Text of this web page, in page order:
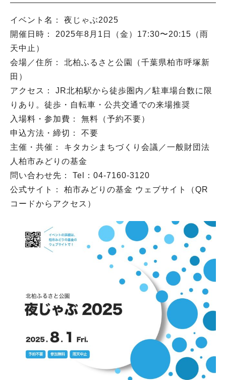
イベント名： 夜じゃぶ2025
開催日時： 2025年8月1日（金）17:30〜20:15（雨
天中止）
会場／住所： 北柏ふるさと公園（千葉県柏市呼塚新
田）
アクセス： JR北柏駅から徒歩圏内／駐車場台数に限
りあり。徒歩・自転車・公共交通での来場推奨
入場料・参加費： 無料（予約不要）
申込方法・締切： 不要
主催・共催： キタカシまちづくり会議／一般財団法
人柏市みどりの基金
問い合わせ先： Tel：04-7160-3120
公式サイト： 柏市みどりの基金 ウェブサイト（QR
コードからアクセス）